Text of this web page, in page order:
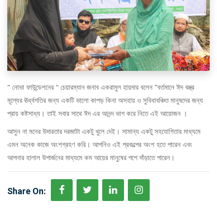
" নোভা ফাউন্ডেশনের " চেয়ারম্যান জনাব একরামুল হায়দার বলেন "বর্তমানে ঈদ বস্ত্র
মূল্যের ঊর্ধ্বগতির জন্য একটি ভালো কাপড় কিনা অসহায় ও সুবিধাবঞ্চিত মানুষদের জন্য
প্রায় কষ্টসাধ্য। তাই সবার সাথে ঈদ এর আনন্দ ভাগ করে নিতে এই আয়োজন ।
আসুন না মনের উদারতার দরজাটা একটু খুলে দেই। সামান্য একটু সহযোগিতার মাধ্যমে
এমন অনেক কাজে অংশগ্রহণ করি। আপনিও এই প্রকল্পের অংশ হতে পারেন এবং
আপনার হালাল উপার্জনের মাধ্যমে কম আয়ের মানুষের পশে দাঁড়াতে পারেন।
Share On: